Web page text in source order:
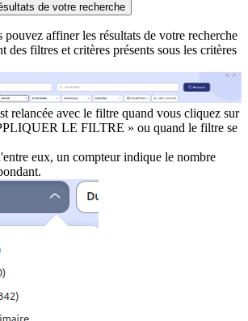
de votre recherche
pouvez affiner les résultats de votre recherche
des filtres et critères présents sous les critères
relancée avec le filtre quand vous cliquez sur
LE FILTRE » ou quand le filtre se
eux, un compteur indique le nombre